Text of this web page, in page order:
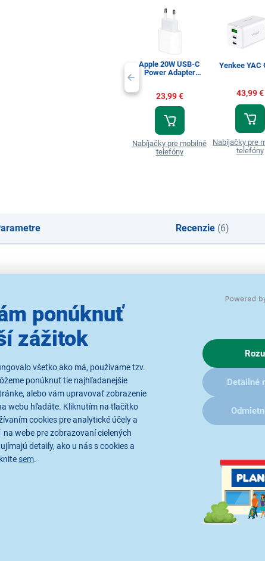
ponúknuť
zážitok
všetko ako má, používame tzv.
ponúknuť tie najhľadanejšie
alebo vám upravovať zobrazenie
webu hľadáte. Kliknutím na tlačítko
cookies pre analytické účely a
webe pre zobrazovaní cielených
detaily, ako u nás s cookies a
sem.
Detailné
Apple 20W USB-C
Power Adapter
23,99 €
Nabíjačky pre mobilné
telefóny
Yenkee YAC
43,99 €
Nabíjačky pre
telefóny
Recenzie(6)
a všestranné použitie. Rýchle a bezpečné nabíjanie
3.0, AFC, FCP a ďalších. Už nepotrebujete rôzne
a iné elektronické príslušenstvo. Spoľahnite sa na
MacBook Air M2, všetkých modelov radu iPad a iPhone.
telefónov Samsung a Huawei. Inovatívna technológia
nízkej hmotnosti a kompaktným rozmerom je ideálna
ochranu proti prepätiu, preťaženiu, vzplanutiu a